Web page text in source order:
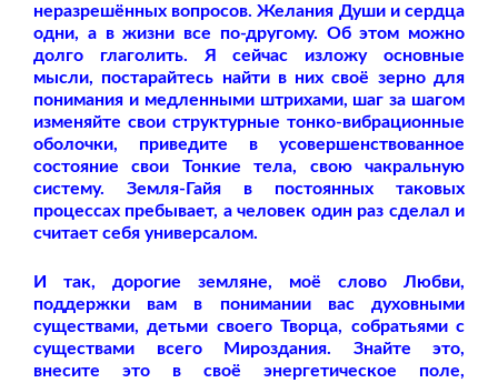
неразрешённых вопросов. Желания Души и сердца
одни, а в жизни все по-другому. Об этом можно
долго глаголить. Я сейчас изложу основные
мысли, постарайтесь найти в них своё зерно для
понимания и медленными штрихами, шаг за шагом
изменяйте свои структурные тонко-вибрационные
оболочки, приведите в усовершенствованное
состояние свои Тонкие тела, свою чакральную
систему. Земля-Гайя в постоянных таковых
процессах пребывает, а человек один раз сделал и
считает себя универсалом.
И так, дорогие земляне, моё слово Любви,
поддержки вам в понимании вас духовными
существами, детьми своего Творца, собратьями с
существами всего Мироздания. Знайте это,
внесите это в своё энергетическое поле,